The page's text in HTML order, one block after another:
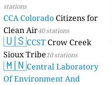
stations
CCA Colorado Citizens for
Clean Air40 stations
🇺🇸CCST Crow Creek
Sioux Tribe10 stations
🇲🇳Central Laboratory
Of Environment And